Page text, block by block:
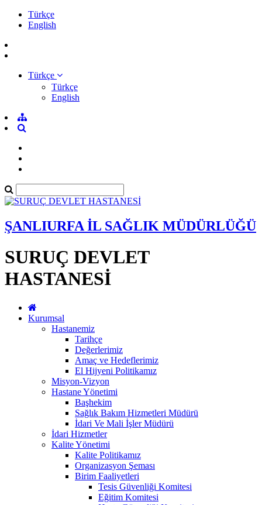
Türkçe
English
Türkçe
Türkçe
English
ŞANLIURFA İL SAĞLIK MÜDÜRLÜĞÜ
SURUÇ DEVLET
HASTANESİ
Kurumsal
Hastanemiz
Tarihçe
Değerlerimiz
Amaç ve Hedeflerimiz
El Hijyeni Politikamız
Misyon-Vizyon
Hastane Yönetimi
Başhekim
Sağlık Bakım Hizmetleri Müdürü
İdari Ve Mali İşler Müdürü
İdari Hizmetler
Kalite Yönetimi
Kalite Politikamız
Organizasyon Şeması
Birim Faaliyetleri
Tesis Güvenliği Komitesi
Eğitim Komitesi